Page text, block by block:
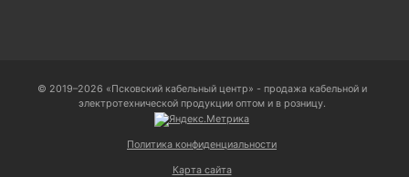
© 2019–2026 «Псковский кабельный центр» - продажа кабельной и
электротехнической продукции оптом и в розницу.
Политика конфиденциальности
Карта сайта